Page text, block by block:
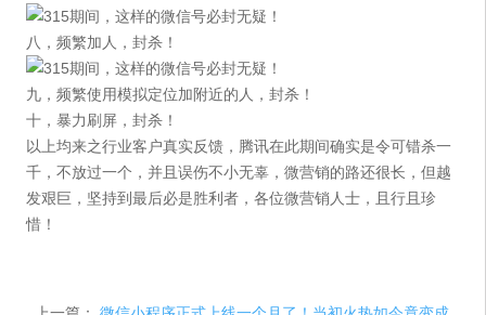
八，频繁加人，封杀！
九，频繁使用模拟定位加附近的人，封杀！
十，暴力刷屏，封杀！
以上均来之行业客户真实反馈，腾讯在此期间确实是令可错杀一
千，不放过一个，并且误伤不小无辜，微营销的路还很长，但越
发艰巨，坚持到最后必是胜利者，各位微营销人士，且行且珍
惜！